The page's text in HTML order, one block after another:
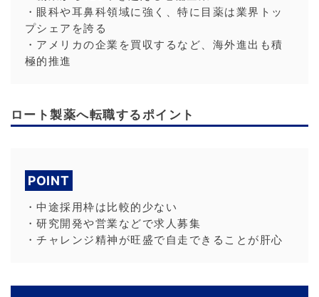
・眼科や耳鼻科領域に強く、特に目薬は業界トッ
プシェアを誇る
・アメリカの企業を買収するなど、海外進出も積
極的推進
ロート製薬へ転職するポイント
POINT
・中途採用枠は比較的少ない
・研究開発や営業などで求人募集
・チャレンジ精神が旺盛で自走できることが肝心